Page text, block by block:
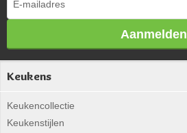
Aanmelden
Keukens
Keukencollectie
Keukenstijlen